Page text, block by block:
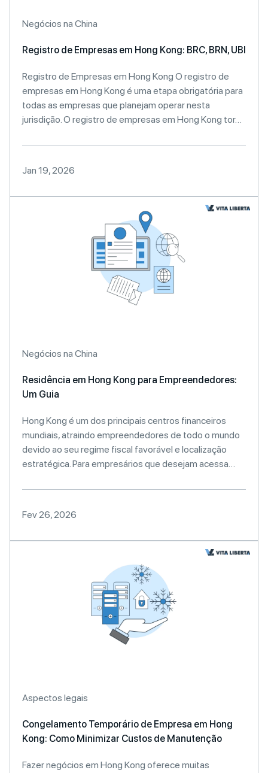
Negócios na China
Registro de Empresas em Hong Kong: BRC, BRN, UBI
Registro de Empresas em Hong Kong O registro de
empresas em Hong Kong é uma etapa obrigatória para
todas as empresas que planejam operar nesta
jurisdição. O registro de empresas em Hong Kong tor…
Jan 19, 2026
Negócios na China
Residência em Hong Kong para Empreendedores:
Um Guia
Hong Kong é um dos principais centros financeiros
mundiais, atraindo empreendedores de todo o mundo
devido ao seu regime fiscal favorável e localização
estratégica. Para empresários que desejam acessa…
Fev 26, 2026
Aspectos legais
Congelamento Temporário de Empresa em Hong
Kong: Como Minimizar Custos de Manutenção
Fazer negócios em Hong Kong oferece muitas